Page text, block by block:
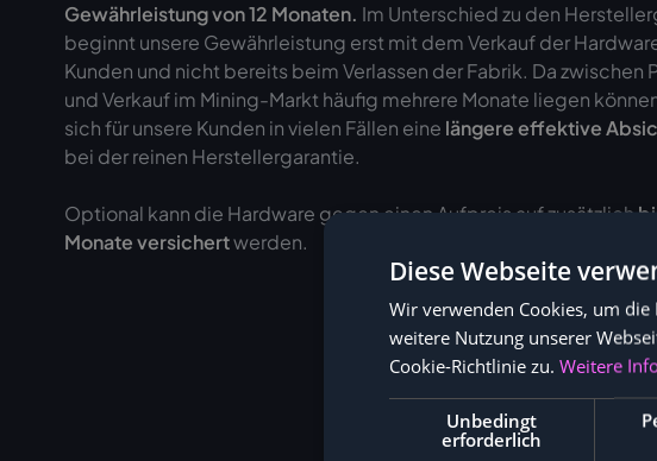
Gewährleistung von12 Monaten. Im Unterschied zu den
beginnt unsere Gewährleistung erst mit dem Verkauf der
Kunden und nicht bereits beim Verlassen der Fabrik. Da zwischen
und Verkauf im Mining-Markt häufig mehrere Monate liegen
sich für unsere Kunden in vielen Fällen eine längere effektive
bei der reinen Herstellergarantie.
Optional kann die Hardware gegen einen Aufpreis auf zusätzlich
Monate versichertwerden.
Diese Webseite
Wir verwenden Cookies, um
weitere Nutzung unserer
Cookie-Richtlinie zu. Weitere
Unbedingt
erforderlich